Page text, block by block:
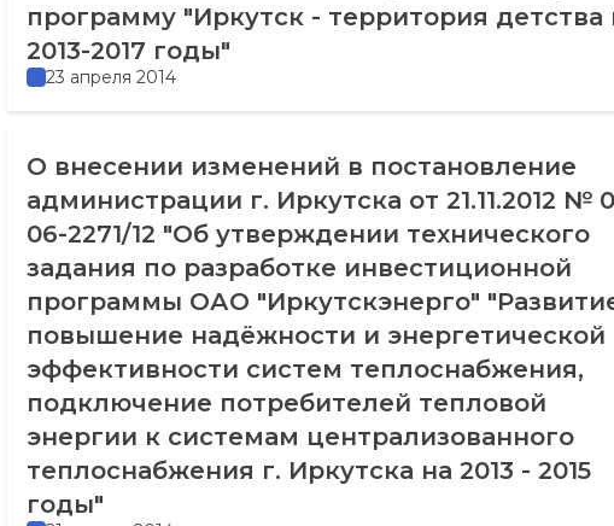
программу "Иркутск - территория детства
2013-2017 годы"
23 апреля 2014
О внесении изменений в постановление
администрации г. Иркутска от 21.11.2012 №
06-2271/12 "Об утверждении технического
задания по разработке инвестиционной
программы ОАО "Иркутскэнерго"
повышение надёжности и энергетической
эффективности систем теплоснабжения,
подключение потребителей тепловой
энергии к системам централизованного
теплоснабжения г. Иркутска на 2013 - 2015
годы"